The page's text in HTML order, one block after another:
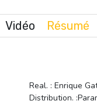
Vidéo Résumé
Real. : Enrique
Distribution.